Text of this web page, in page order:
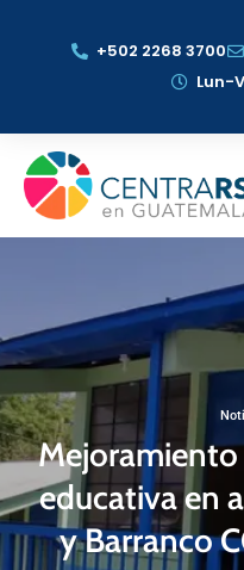
+502 2268 3700
Lun-
educativa en
y Barranco